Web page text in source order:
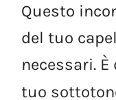
Questo
del tuo
necessari. È
tuo